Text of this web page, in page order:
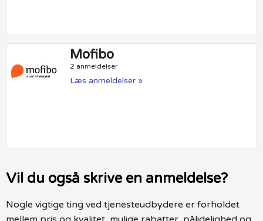
Mofibo
2 anmeldelser
Læs anmeldelser »
Vil du også skrive en anmeldelse?
Nogle vigtige ting ved tjenesteudbydere er forholdet